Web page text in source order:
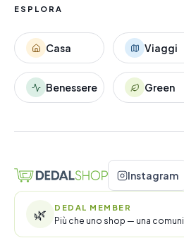
ESPLORA
Casa Viaggi
Benessere Green
Instagram
🌿 DEDAL MEMBER
Più che uno shop — una